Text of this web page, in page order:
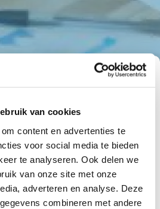
van cookies
content en advertenties te
voor social media te bieden
te analyseren. Ook delen we
van onze site met onze
adverteren en analyse. Deze
combineren met andere
kan je een
jou? En hoe ziet jouw
dan uit? Sta je stil bij de
kunnen verstoren? Denk
zoals
of overlijden.